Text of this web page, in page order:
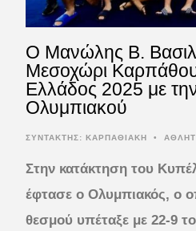
Ο Μανώλης Β.
Μεσοχώρι
Ελλάδος 2025 με
Ολυμπιακού
ΣΥΝΤΆΚΤΗΣ: ΚΑΡΠΑΘΙΑΚΗ •
Στην κατάκτηση του
έφτασε ο Ολυμπιακός, ο
θεσμού υπέταξε με 22-9